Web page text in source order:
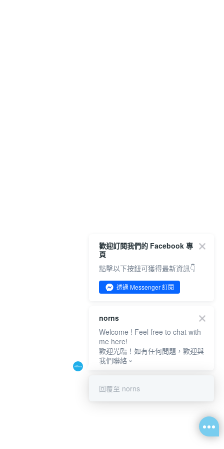
歡迎訂閱我們的 Facebook 專
頁
點擊以下按鈕可獲得最新資訊👇
透過 Messenger 訂閱
norns
Welcome ! Feel free to chat with
me here!
歡迎光臨！如有任何問題，歡迎與
我們聯絡。
回覆至 norns